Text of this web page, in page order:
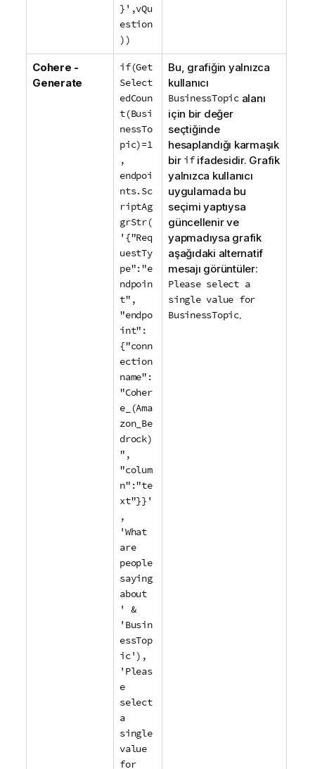
}',vQu
estion
))
Cohere -
Generate
if(Get
Select
edCoun
t(Busi
nessTo
pic)=1
,
endpoi
nts.Sc
riptAg
grStr(
'{"Req
uestTy
pe":"e
ndpoin
t",
"endpo
int":
{"conn
ection
name":
"Coher
e_(Ama
zon_Be
drock)
",
"colum
n":"te
xt"}}'
,
'What
are
people
saying
about
' &
'Busin
essTop
ic'),
'Pleas
e
select
a
single
value
for
Bu, grafiğin yalnızca
kullanıcı
BusinessTopicalanı
için bir değer
seçtiğinde
hesaplandığı karmaşık
bir ififadesidir. Grafik
yalnızca kullanıcı
uygulamada bu
seçimi yaptıysa
güncellenir ve
yapmadıysa grafik
aşağıdaki alternatif
mesajı görüntüler:
Please select a
single value for
BusinessTopic.